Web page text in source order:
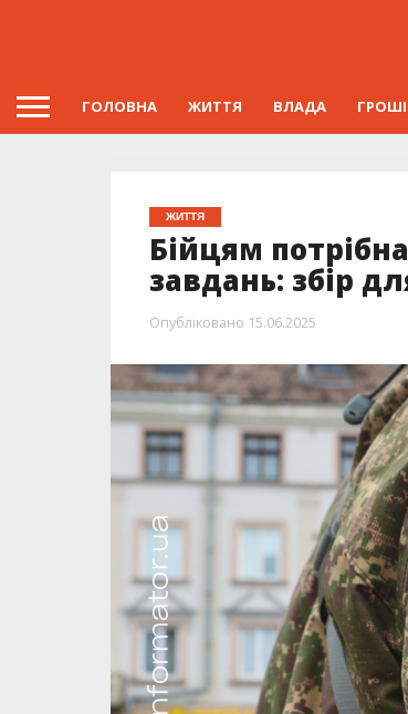
ГОЛОВНА ЖИТТЯ ВЛАДА ГРОШІ
ЖИТТЯ
Бійцям
завдань: збір
Опубліковано 15.06.2025